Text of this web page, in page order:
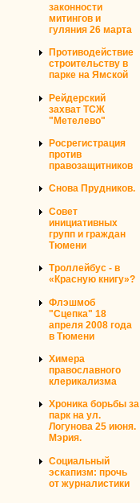
законности
митингов и
гуляния 26 марта
Противодействие
строительству в
парке на Ямской
Рейдерский
захват ТСЖ
"Метелево"
Росрегистрация
против
правозащитников
Снова Прудников.
Совет
инициативных
групп и граждан
Тюмени
Троллейбус - в
«Красную книгу»?
Флэшмоб
"Сцепка" 18
апреля 2008 года
в Тюмени
Химера
православного
клерикализма
Хроника борьбы за
парк на ул.
Логунова 25 июня.
Мэрия.
Социальный
эскапизм: прочь
от журналистики